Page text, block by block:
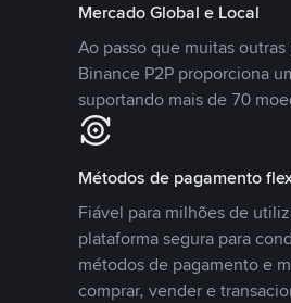
Mercado Global e Local
Ao passo que muitas
Binance P2P proporciona
suportando mais de 70
Métodos de pagamento
Fiável para milhões de
plataforma segura para
métodos de pagamento e
comprar, vender e